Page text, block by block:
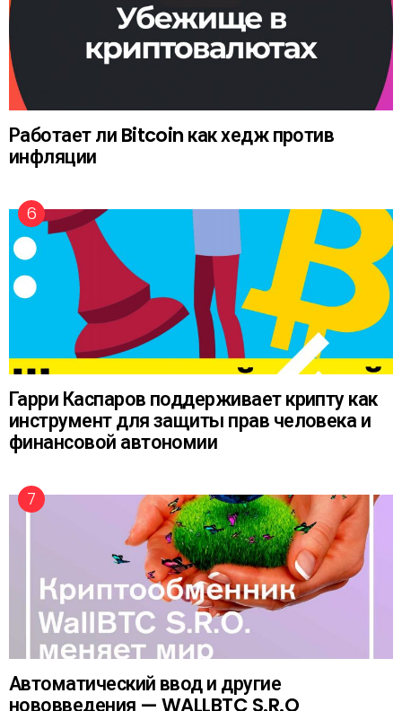
Работает ли Bitcoin как хедж против
инфляции
Гарри Каспаров поддерживает крипту как
инструмент для защиты прав человека и
финансовой автономии
Автоматический ввод и другие
нововведения — WALLBTC S.R.O